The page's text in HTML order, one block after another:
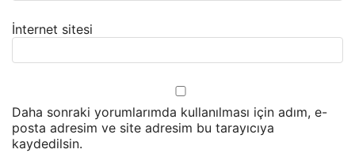
İnternet sitesi
Daha sonraki yorumlarımda kullanılması için adım, e-
posta adresim ve site adresim bu tarayıcıya
kaydedilsin.